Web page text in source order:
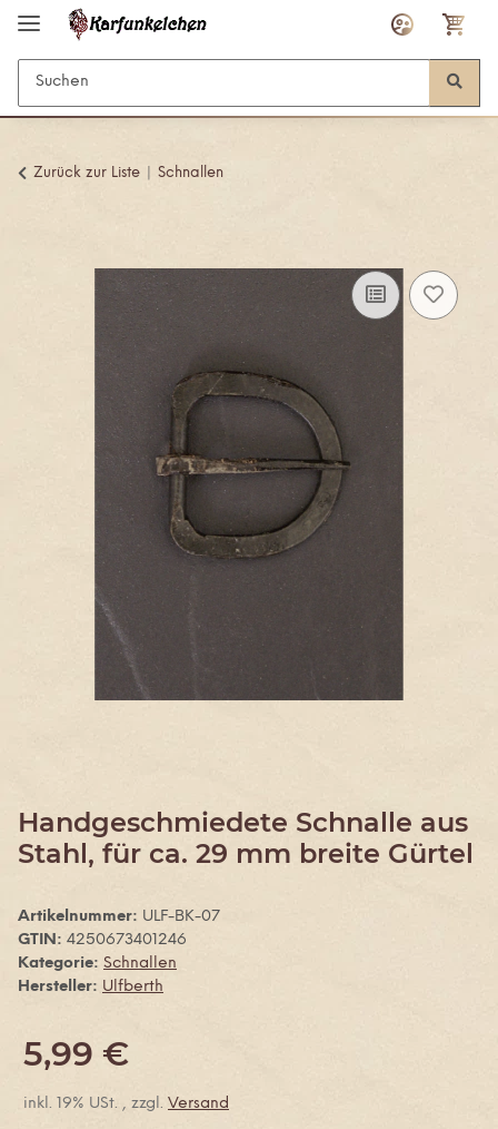
Zurück zur Liste Schnallen
Handgeschmiedete Schnalle aus
Stahl, für ca. 29 mm breite Gürtel
Artikelnummer: ULF-BK-07
GTIN: 4250673401246
Kategorie: Schnallen
Hersteller: Ulfberth
5,99 €
inkl. 19% USt. , zzgl. Versand